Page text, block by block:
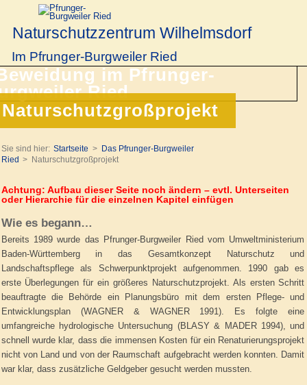
Naturschutzzentrum Wilhelmsdorf
Im Pfrunger-Burgweiler Ried
Naturschutzgroßprojekt
Sie sind hier: Startseite
Das Pfrunger-Burgweiler
Ried
Naturschutzgroßprojekt
Achtung: Aufbau dieser Seite noch ändern – evtl. Unterseiten
oder Hierarchie für die einzelnen Kapitel einfügen
Wie es begann…
Bereits 1989 wurde das Pfrunger-Burgweiler Ried vom Umweltministerium
Baden-Württemberg in das Gesamtkonzept Naturschutz und
Landschaftspflege als Schwerpunktprojekt aufgenommen. 1990 gab es
erste Überlegungen für ein größeres Naturschutzprojekt. Als ersten Schritt
beauftragte die Behörde ein Planungsbüro mit dem ersten Pflege- und
Entwicklungsplan (WAGNER & WAGNER 1991). Es folgte eine
umfangreiche hydrologische Untersuchung (BLASY & MADER 1994), und
schnell wurde klar, dass die immensen Kosten für ein Renaturierungsprojekt
nicht von Land und von der Raumschaft aufgebracht werden konnten. Damit
war klar, dass zusätzliche Geldgeber gesucht werden mussten.